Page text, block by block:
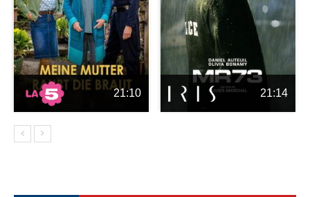
21:10 21:14